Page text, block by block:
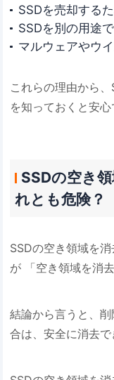
SSDを売却する
SSDを別の用途
マルウェアやウ
これらの理由から
を知っておくと安心
SSDの空き
れとも危険？
SSDの空き領域を
が 「空き領域を消
結論から言うと、
合は、安全に消去で